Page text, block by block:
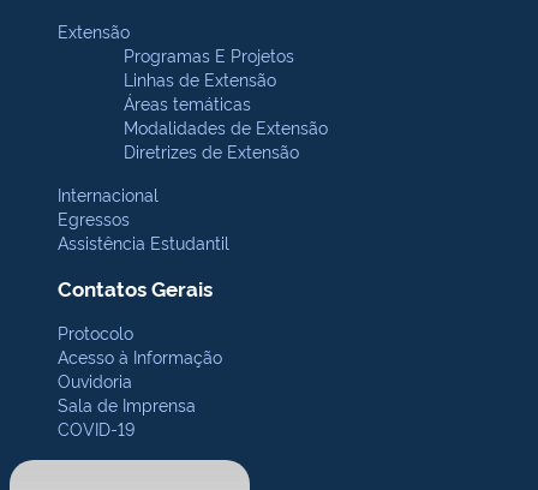
Extensão
Programas E Projetos
Linhas de Extensão
Áreas temáticas
Modalidades de Extensão
Diretrizes de Extensão
Internacional
Egressos
Assistência Estudantil
Contatos Gerais
Protocolo
Acesso à Informação
Ouvidoria
Sala de Imprensa
COVID-19